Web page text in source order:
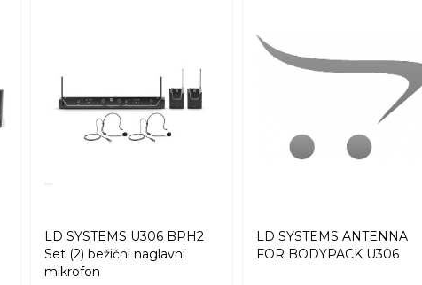
LD SYSTEMS U306 BPH2
Set (2) bežični naglavni
mikrofon
LD SYSTEMS ANTENNA
FOR BODYPACK U306